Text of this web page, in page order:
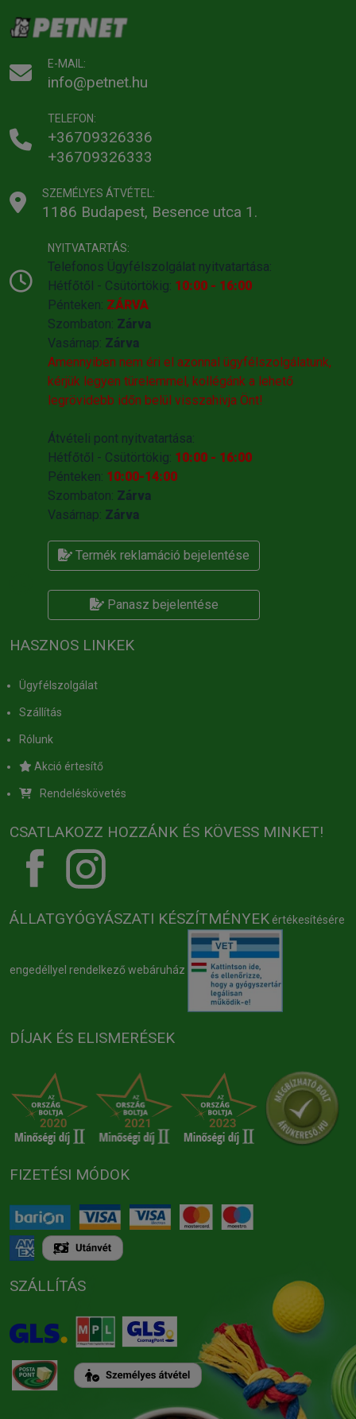
E-MAIL:
info@petnet.hu
TELEFON:
+36709326336
+36709326333
SZEMÉLYES ÁTVÉTEL:
1186 Budapest, Besence utca 1.
NYITVATARTÁS:
Telefonos Ügyfélszolgálat nyitvatartása:
Hétfőtől - Csütörtökig: 10:00 - 16:00
Pénteken: ZÁRVA
Szombaton: Zárva
Vasárnap: Zárva
Amennyiben nem éri el azonnal ügyfélszolgálatunk,
kérjük legyen türelemmel, kollégánk a lehető
legrövidebb időn belül visszahivja Önt!
Átvételi pont nyitvatartása:
Hétfőtől - Csütörtökig: 10:00 - 16:00
Pénteken: 10:00-14:00
Szombaton: Zárva
Vasárnap: Zárva
Termék reklamáció bejelentése
Panasz bejelentése
HASZNOS LINKEK
Ügyfélszolgálat
Szállítás
Rólunk
Akció értesítő
Rendeléskövetés
CSATLAKOZZ HOZZÁNK ÉS KÖVESS MINKET!
ÁLLATGYÓGYÁSZATI KÉSZÍTMÉNYEK értékesítésére
engedéllyel rendelkező webáruház
DÍJAK ÉS ELISMERÉSEK
FIZETÉSI MÓDOK
SZÁLLÍTÁS